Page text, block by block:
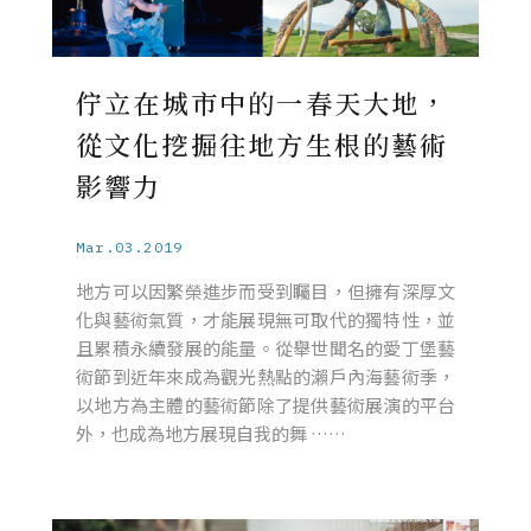
佇立在城市中的一春天大地，
從文化挖掘往地方生根的藝術
影響力
Mar.03.2019
地方可以因繁榮進步而受到矚目，但擁有深厚文
化與藝術氣質，才能展現無可取代的獨特性，並
且累積永續發展的能量。從舉世聞名的愛丁堡藝
術節到近年來成為觀光熱點的瀨戶內海藝術季，
以地方為主體的藝術節除了提供藝術展演的平台
外，也成為地方展現自我的舞 ……